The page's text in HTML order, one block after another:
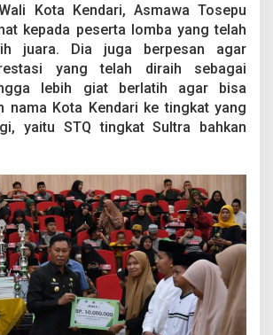
h
G
a
t
B
e
l
h
H
a
r
u
m
k
a
Kota Kendari, Asmawa Tosepu
kepada peserta lomba yang telah
juara. Dia juga berpesan agar
yang telah diraih sebagai
lebih giat berlatih agar bisa
nama Kota Kendari ke tingkat yang
yaitu STQ tingkat Sultra bahkan